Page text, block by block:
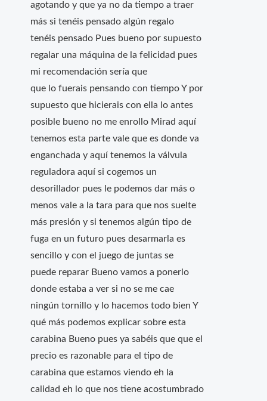
agotando y que ya no da tiempo a traer
más si tenéis pensado algún regalo
tenéis pensado Pues bueno por supuesto
regalar una máquina de la felicidad pues
mi recomendación sería que
que lo fuerais pensando con tiempo Y por
supuesto que hicierais con ella lo antes
posible bueno no me enrollo Mirad aquí
tenemos esta parte vale que es donde va
enganchada y aquí tenemos la válvula
reguladora aquí si cogemos un
desorillador pues le podemos dar más o
menos vale a la tara para que nos suelte
más presión y si tenemos algún tipo de
fuga en un futuro pues desarmarla es
sencillo y con el juego de juntas se
puede reparar Bueno vamos a ponerlo
donde estaba a ver si no se me cae
ningún tornillo y lo hacemos todo bien Y
qué más podemos explicar sobre esta
carabina Bueno pues ya sabéis que que el
precio es razonable para el tipo de
carabina que estamos viendo eh la
calidad eh lo que nos tiene acostumbrado